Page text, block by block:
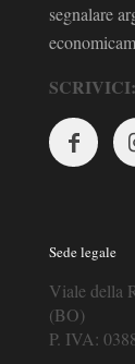
segnalare
SCRIVICI:
Sede legale
Viale della
(BO)
P. IVA: